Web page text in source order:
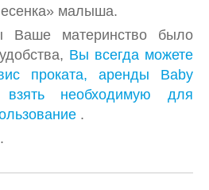
малыша.
Ваше материнство было
Вы всегда можете
проката, аренды Baby
необходимую для
.